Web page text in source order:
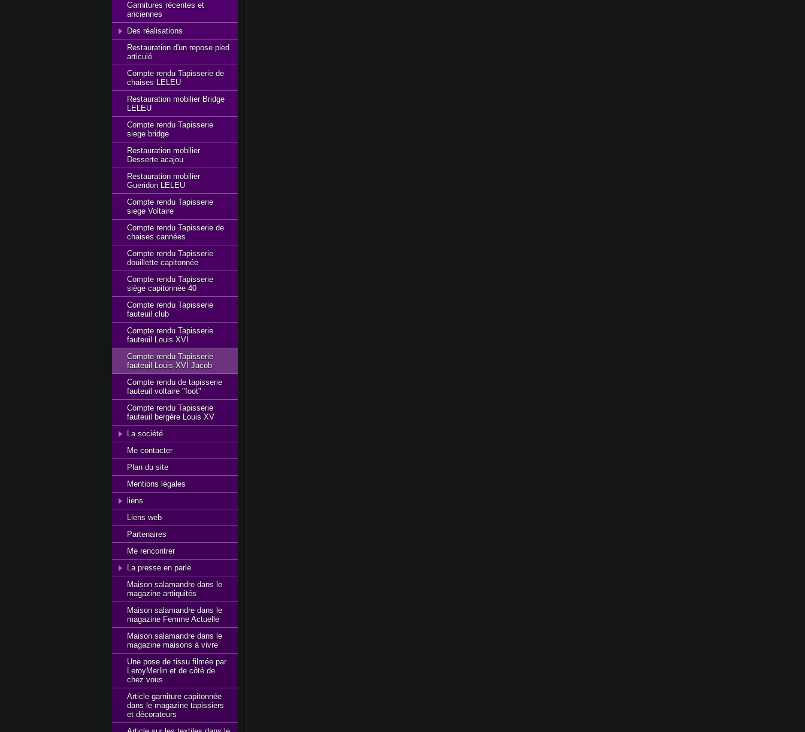
Garnitures récentes et
anciennes
Des réalisations
Restauration d'un repose pied
articulé
Compte rendu Tapisserie de
chaises LELEU
Restauration mobilier Bridge
LELEU
Compte rendu Tapisserie
siege bridge
Restauration mobilier
Desserte acajou
Restauration mobilier
Gueridon LELEU
Compte rendu Tapisserie
siege Voltaire
Compte rendu Tapisserie de
chaises cannées
Compte rendu Tapisserie
douillette capitonnée
Compte rendu Tapisserie
siège capitonnée 40
Compte rendu Tapisserie
fauteuil club
Compte rendu Tapisserie
fauteuil Louis XVI
Compte rendu Tapisserie
fauteuil Louis XVI Jacob
Compte rendu de tapisserie
fauteuil voltaire "foot"
Compte rendu Tapisserie
fauteuil bergère Louis XV
La société
Me contacter
Plan du site
Mentions légales
liens
Liens web
Partenaires
Me rencontrer
La presse en parle
Maison salamandre dans le
magazine antiquités
Maison salamandre dans le
magazine Femme Actuelle
Maison salamandre dans le
magazine maisons à vivre
Une pose de tissu filmée par
LeroyMerlin et de côté de
chez vous
Article garniture capitonnée
dans le magazine tapissiers
et décorateurs